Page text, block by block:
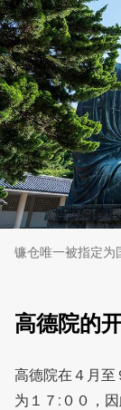
镰仓唯一被指定为
高德院的
高德院在４月至
为１７:００，